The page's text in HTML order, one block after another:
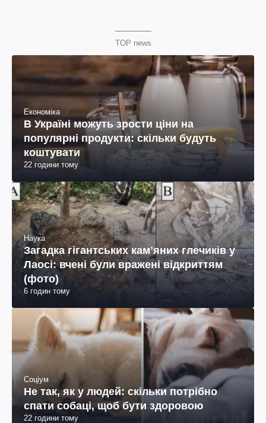
TOP news
Економіка
В Україні можуть зрости ціни на
популярні продукти: скільки будуть
коштувати
22 години тому
Наука
Загадка гігантських камʼяних глечиків у
Лаосі: вчені були вражені відкриттям
(фото)
6 годин тому
Соціум
Не так, як у людей: скільки потрібно
спати собаці, щоб бути здоровою
22 години тому